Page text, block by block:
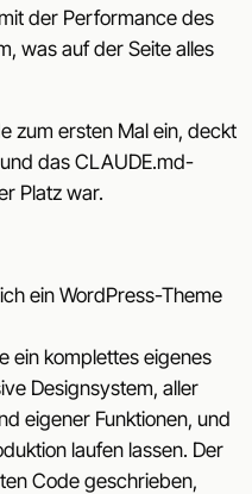
der Performance des
was auf der Seite alles
zum ersten Mal ein, deckt
das CLAUDE.md-
Platz war.
ein WordPress-Theme
ein komplettes eigenes
Designsystem, aller
eigener Funktionen, und
laufen lassen. Der
Code geschrieben,